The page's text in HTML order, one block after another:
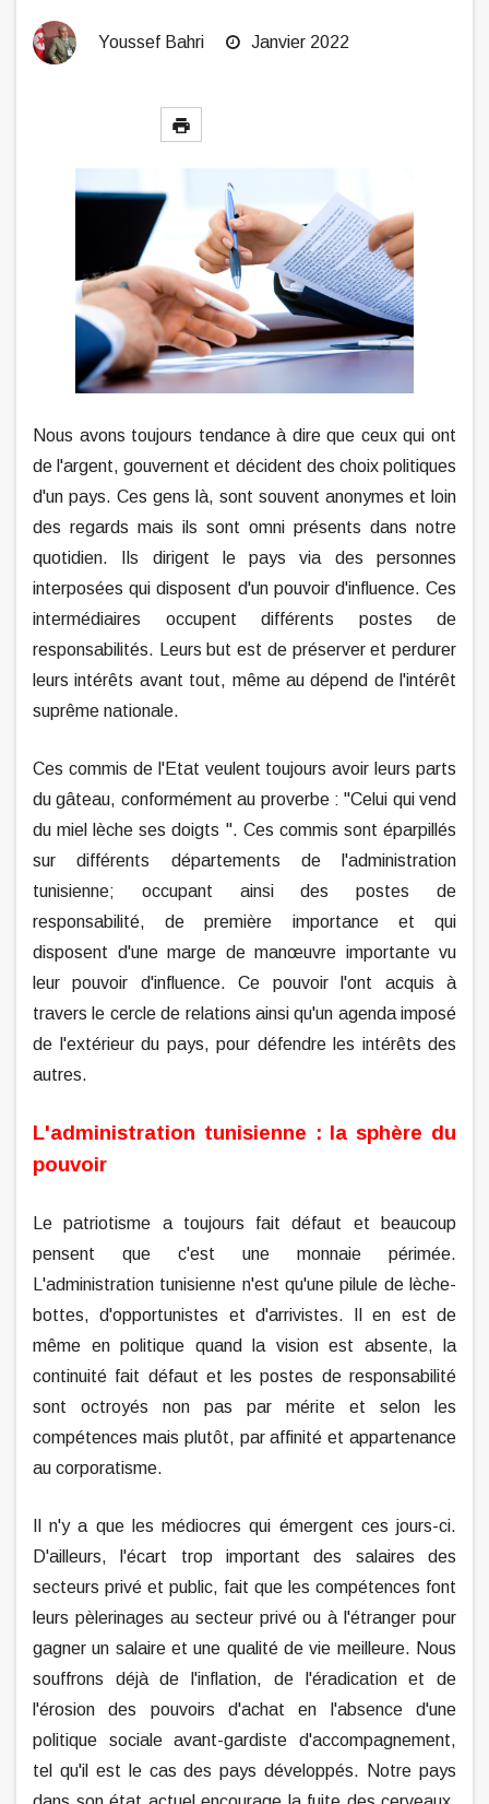
Youssef Bahri Janvier 2022
Nous avons toujours tendance à dire que ceux qui ont
de l'argent, gouvernent et décident des choix politiques
d'un pays. Ces gens là, sont souvent anonymes et loin
des regards mais ils sont omni présents dans notre
quotidien. Ils dirigent le pays via des personnes
interposées qui disposent d'un pouvoir d'influence. Ces
intermédiaires occupent différents postes de
responsabilités. Leurs but est de préserver et perdurer
leurs intérêts avant tout, même au dépend de l'intérêt
suprême nationale.
Ces commis de l'Etat veulent toujours avoir leurs parts
du gâteau, conformément au proverbe : "Celui qui vend
du miel lèche ses doigts ". Ces commis sont éparpillés
sur différents départements de l'administration
tunisienne; occupant ainsi des postes de
responsabilité, de première importance et qui
disposent d'une marge de manœuvre importante vu
leur pouvoir d'influence. Ce pouvoir l'ont acquis à
travers le cercle de relations ainsi qu'un agenda imposé
de l'extérieur du pays, pour défendre les intérêts des
autres.
L'administration tunisienne : la sphère du
pouvoir
Le patriotisme a toujours fait défaut et beaucoup
pensent que c'est une monnaie périmée.
L'administration tunisienne n'est qu'une pilule de lèche-
bottes, d'opportunistes et d'arrivistes. Il en est de
même en politique quand la vision est absente, la
continuité fait défaut et les postes de responsabilité
sont octroyés non pas par mérite et selon les
compétences mais plutôt, par affinité et appartenance
au corporatisme.
Il n'y a que les médiocres qui émergent ces jours-ci.
D'ailleurs, l'écart trop important des salaires des
secteurs privé et public, fait que les compétences font
leurs pèlerinages au secteur privé ou à l'étranger pour
gagner un salaire et une qualité de vie meilleure. Nous
souffrons déjà de l'inflation, de l'éradication et de
l'érosion des pouvoirs d'achat en l'absence d'une
politique sociale avant-gardiste d'accompagnement,
tel qu'il est le cas des pays développés. Notre pays